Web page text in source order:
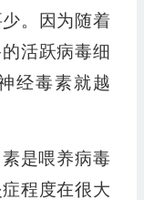
。因为随着
活跃病毒细
经毒素就越
是喂养病毒
程度在很大